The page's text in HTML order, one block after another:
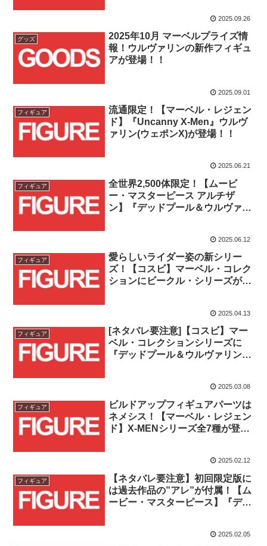
2025.09.26
グッズ
2025年10月 マーベルプライズ情
報！ウルヴァリンの新作フィギュ
アが登場！！
2025.09.01
フィギュア
流通限定！【マーベル・レジェン
ド】『Uncanny X-Men』ウルヴ
ァリン(ウェポンX)が登場！！
2025.06.21
フィギュア
全世界2,500体限定！【ムービ
ー・マスターピース アルチザ
ン】『デッドプール＆ウルヴァリ
2025.06.12
フィギュア
愛らしいライダー姿の新シリー
ズ！【コスビ】マーベル・コレク
ションにビークル・シリーズが登
2025.04.13
フィギュア
[ネタバレ要注意]【コスビ】マー
ベル・コレクションシリーズに
『デッドプール＆ウルヴァリン』
2025.03.08
フィギュア
ビルドアップフィギュアパーツは
ネメシス！【マーベル・レジェン
ド】X-MENシリーズ全7種が登
2025.02.12
フィギュア
【ネタバレ要注意】初回限定版に
は過去作品の”アレ”が付属！【ム
ービー・マスターピース】『デッ
2025.02.05